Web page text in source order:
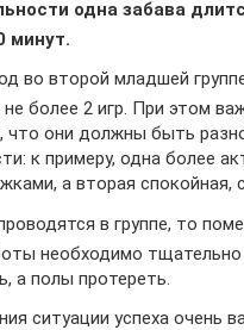
одна забава
минут.
во второй младшей
более 2 игр. При этом
что они должны быть
к примеру, одна более
а вторая спокойная,
в группе, то
необходимо тщательно
а полы протереть.
ситуации успеха очень